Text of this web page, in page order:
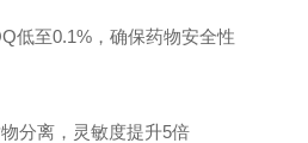
低至0.1%，确保药物安全性
分离，灵敏度提升5倍